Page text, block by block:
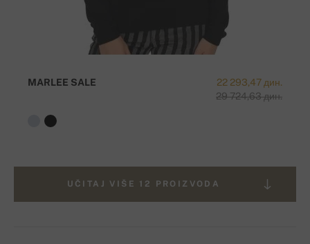
22 293,47 дин.
29 724,63 дин.
MARLEE SALE
UČITAJ VIŠE 12 PROIZVODA